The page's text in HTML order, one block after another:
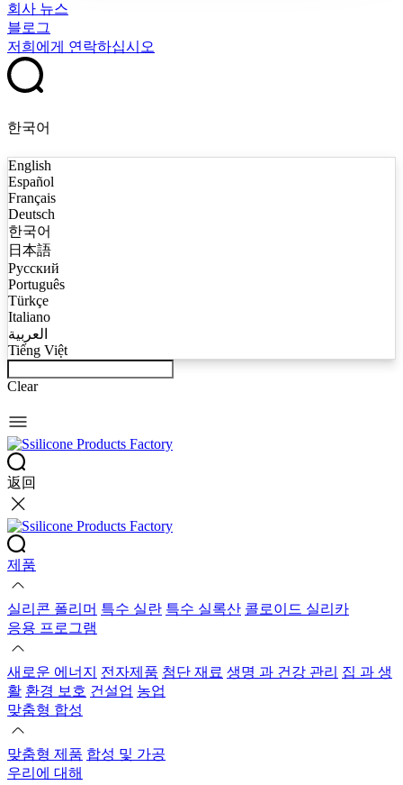
회사 뉴스
블로그
저희에게 연락하십시오
한국어
English
Español
Français
Deutsch
한국어
日本語
Русский
Português
Türkçe
Italiano
العربية
Tiếng Việt
Clear
返回
제품
실리콘 폴리머 특수 실란 특수 실록산 콜로이드 실리카
응용 프로그램
새로운 에너지 전자제품 첨단 재료 생명 과 건강 관리 집 과 생
활 환경 보호 건설업 농업
맞춤형 합성
맞춤형 제품 합성 및 가공
우리에 대해